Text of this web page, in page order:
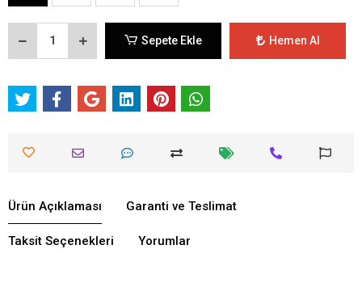
Sepete Ekle Hemen Al
Ürün Açıklaması Garanti ve Teslimat
Taksit Seçenekleri Yorumlar